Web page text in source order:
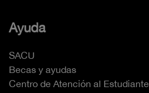
Ayuda
SACU
Becas y ayudas
Centro de Atención al Estudiante